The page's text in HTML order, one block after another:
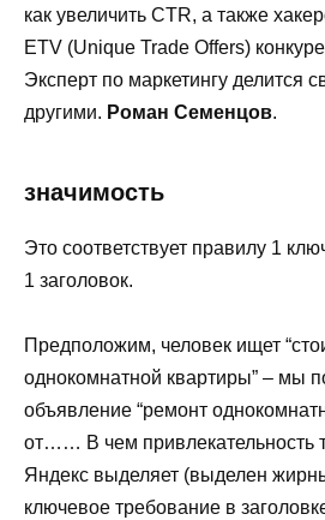
как увеличить CTR, а также
ETV (Unique Trade Offers)
Эксперт по маркетингу делится
другими. Роман Семенцов.
значимость
Это соответствует правилу 1
1 заголовок.
Предположим, человек ищет
однокомнатной квартиры” – мы
объявление “ремонт
от…… В чем привлекательность
Яндекс выделяет (выделен
ключевое требование в